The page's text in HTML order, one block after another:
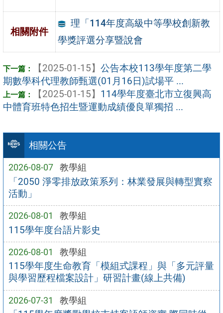
相關公告
2026-08-07 教學組
「2050 淨零排放政策系列：林業發展與轉型實察
活動」
2026-08-01 教學組
115學年度台語片影史
2026-08-01 教學組
115學年度生命教育「模組式課程」與「多元評量
與學習歷程檔案設計」研習計畫(線上共備)
2026-07-31 教學組
相關附件
理「114年度高級中等學校創新教
學獎評選分享暨說會
【2025-01-15】 公告本校113學年度第二學
期數學科代理教師甄選(01月16日)試場平 ...
【2025-01-15】 114學年度臺北市立復興高
中體育班特色招生暨運動成績優良單獨招 ...